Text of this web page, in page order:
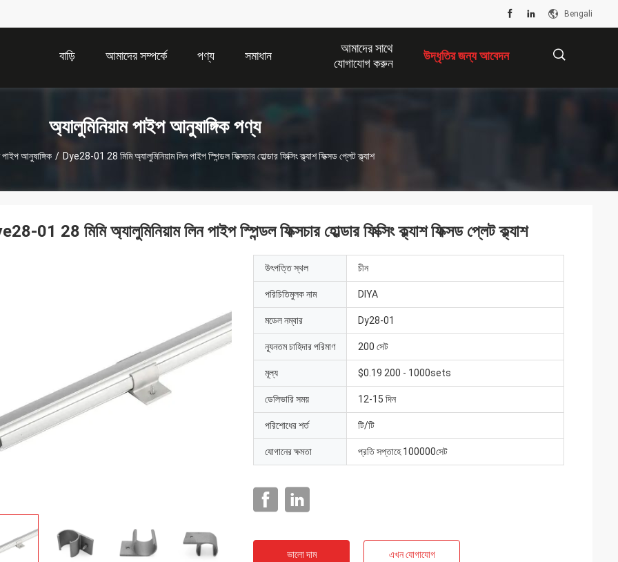
Bengali
বাড়ি আমাদের সম্পর্কে পণ্য সমাধান
আমাদের সাথে
যোগাযোগ করুন
উদ্ধৃতির জন্য আবেদন
অ্যালুমিনিয়াম পাইপ আনুষাঙ্গিক পণ্য
পাইপ আনুষাঙ্গিক / Dye28-01 28 মিমি অ্যালুমিনিয়াম লিন পাইপ স্পিন্ডল ফিক্সচার হোল্ডার ফিক্সিং ক্ল্যাশ ফিক্সড প্লেট ক্ল্যাশ
01 28 মিমি অ্যালুমিনিয়াম লিন পাইপ স্পিন্ডল ফিক্সচার হোল্ডার ফিক্সিং ক্ল্যাশ ফিক্সড প্লেট ক্ল্যাশ
উৎপত্তি স্থল চীন
পরিচিতিমুলক নাম DIYA
মডেল নম্বার Dy28-01
ন্যূনতম চাহিদার পরিমাণ 200 সেট
মূল্য $0.19 200 - 1000sets
ডেলিভারি সময় 12-15 দিন
পরিশোধের শর্ত টি/টি
যোগানের ক্ষমতা প্রতি সপ্তাহে 100000সেট
ভালো দাম এখন যোগাযোগ